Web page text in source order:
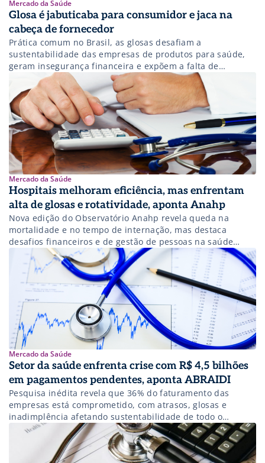
Mercado da Saúde
Glosa é jabuticaba para consumidor e jaca na
cabeça de fornecedor
Prática comum no Brasil, as glosas desafiam a
sustentabilidade das empresas de produtos para saúde,
geram insegurança financeira e expõem a falta de
transparência no relacionamento com operadoras.
Mercado da Saúde
Hospitais melhoram eficiência, mas enfrentam
alta de glosas e rotatividade, aponta Anahp
Nova edição do Observatório Anahp revela queda na
mortalidade e no tempo de internação, mas destaca
desafios financeiros e de gestão de pessoas na saúde
suplementar.
Mercado da Saúde
Setor da saúde enfrenta crise com R$ 4,5 bilhões
em pagamentos pendentes, aponta ABRAIDI
Pesquisa inédita revela que 36% do faturamento das
empresas está comprometido, com atrasos, glosas e
inadimplência afetando sustentabilidade de todo o
sistema de saúde.